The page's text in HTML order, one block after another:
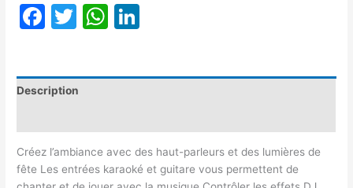
Facebook
TwitterWhatsApp
Description
Créez l’ambiance avec des haut-parleurs et des lumières de
fête Les entrées karaoké et guitare vous permettent de